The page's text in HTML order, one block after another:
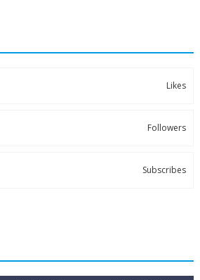
Likes
Followers
Subscribes